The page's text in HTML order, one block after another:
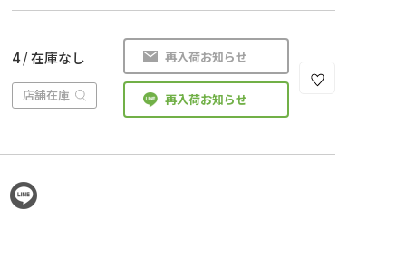
4 / 在庫なし
店舗在庫
再入荷お知らせ
再入荷お知らせ